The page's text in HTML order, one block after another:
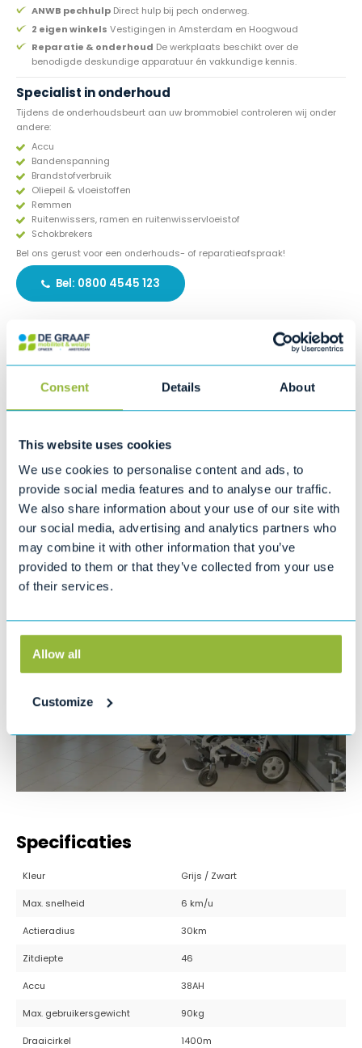
Consent Details About
This website uses cookies
We use cookies to personalise content and ads, to
provide social media features and to analyse our traffic.
We also share information about your use of our site with
our social media, advertising and analytics partners who
may combine it with other information that you’ve
provided to them or that they’ve collected from your use
of their services.
Allow all
Customize
ANWB pechhulp Direct hulp bij pech onderweg.
2 eigen winkels Vestigingen in Amsterdam en Hoogwoud
Reparatie & onderhoud De werkplaats beschikt over de
benodigde deskundige apparatuur én vakkundige kennis.
Specialist in onderhoud
Tijdens de onderhoudsbeurt aan uw brommobiel controleren wij onder
andere:
Accu
Bandenspanning
Brandstofverbruik
Oliepeil & vloeistoffen
Remmen
Ruitenwissers, ramen en ruitenwisservloeistof
Schokbrekers
Bel ons gerust voor een onderhouds- of reparatieafspraak!
Bel: 0800 4545 123
Productinformatie
De Express elektrische rolstoel is een ideale reispartner voor
dagje uit. De Express is volledig opvouwbaar voor transport
besturing is de Express ook krachtig en duurzaam. De
op, dus ook ideaal in heuvelachtig gebied.
De armleuningen zijn in hoogte verstelbare voor een goede
ondersteuning. Ook de beensteunen zijn individueel
instelbaar. De rugleuning is naspanbaar voor een goede
lumbale ondersteuning van de rug.
Standaard verkrijgbaar in 5 breedte maten (39, 42, 44, 46 en
50 cm)
Standaard in hoogte verstelbare armleuningen.
Specificaties
Kleur Grijs / Zwart
Max. snelheid 6 km/u
Actieradius 30km
Zitdiepte 46
Accu 38AH
Max. gebruikersgewicht 90kg
Draaicirkel 1400m